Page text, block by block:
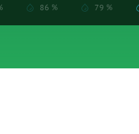
86 %
79 %